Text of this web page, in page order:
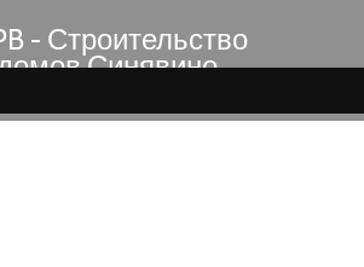
- Строительство
Синявино
Кировск Назия